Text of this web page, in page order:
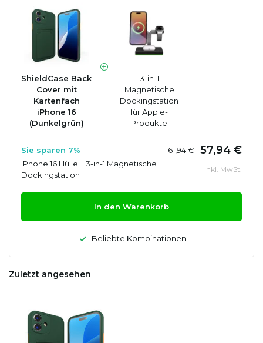
ShieldCase Back
Cover mit
Kartenfach
iPhone 16
(Dunkelgrün)
3-in-1
Magnetische
Dockingstation
für Apple-
Produkte
Sie sparen 7% 61,94 € 57,94 €
iPhone 16 Hülle + 3-in-1 Magnetische
Dockingstation
Inkl. MwSt.
In den Warenkorb
Beliebte Kombinationen
Zuletzt angesehen